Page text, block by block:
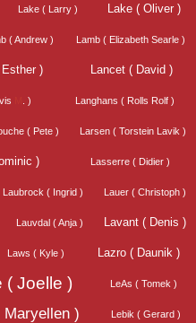
Lake ( Larry ) Lake ( Oliver )
( Andrew ) Lamb ( Elizabeth Searle )
Esther ) Lancet ( David )
. ) Langhans ( Rolls Rolf )
( Pete ) Larsen ( Torstein Lavik )
) Lasserre ( Didier )
Laubrock ( Ingrid ) Lauer ( Christoph )
Lauvdal ( Anja ) Lavant ( Denis )
Laws ( Kyle ) Lazro ( Daunik )
( Joelle ) LeAs ( Tomek )
Maryellen ) Lebik ( Gerard )